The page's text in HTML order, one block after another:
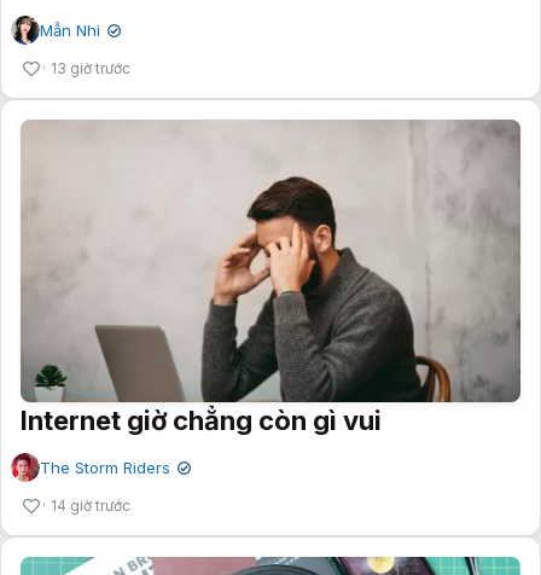
Mẫn Nhi ✔
13 giờ trước
Internet giờ chẳng còn gì vui
The Storm Riders ✔
14 giờ trước